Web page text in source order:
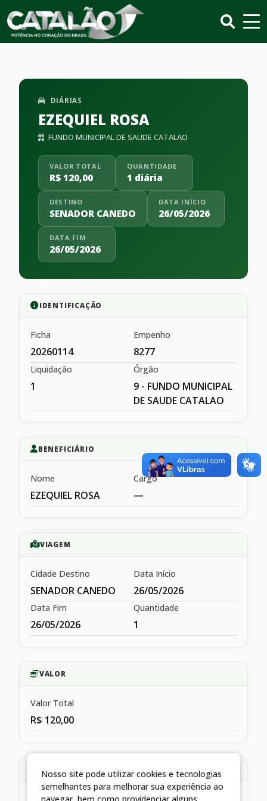
DIÁRIAS
EZEQUIEL ROSA
FUNDO MUNICIPAL DE SAUDE CATALAO
VALOR TOTAL
R$ 120,00
QUANTIDADE
1 diária
DESTINO
SENADOR CANEDO
DATA INÍCIO
26/05/2026
DATA FIM
26/05/2026
IDENTIFICAÇÃO
Ficha
20260114
Empenho
8277
Liquidação
1
Órgão
9 - FUNDO MUNICIPAL
DE SAUDE CATALAO
BENEFICIÁRIO
Nome
EZEQUIEL ROSA
Cargo
—
VIAGEM
Cidade Destino
SENADOR CANEDO
Data Início
26/05/2026
Data Fim
26/05/2026
Quantidade
1
VALOR
Valor Total
R$ 120,00
HISTÓRICO
Nosso site pode utilizar cookies e tecnologias
semelhantes para melhorar sua experiência ao